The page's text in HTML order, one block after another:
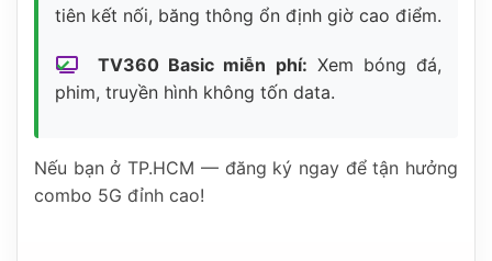
tiên kết nối, băng thông ổn định giờ cao điểm.
TV360 Basic miễn phí: Xem bóng đá,
phim, truyền hình không tốn data.
Nếu bạn ở TP.HCM — đăng ký ngay để tận hưởng
combo 5G đỉnh cao!